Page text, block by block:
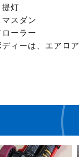
提灯
マスダン
ーラー
ィーは、エアロ